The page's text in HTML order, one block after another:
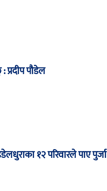
प्रदीप पौडेल
१२ परिवारले पाए पुर्जा